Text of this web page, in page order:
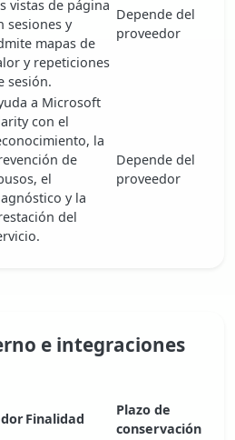
vistas de página
sesiones y
mapas de
y repeticiones
sesión.
Depende del
proveedor
a Microsoft
con el
la
de
el
y la
del
Depende del
proveedor
e integraciones
Finalidad
Plazo de
conservación